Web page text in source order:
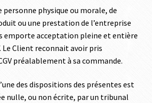
personne physique ou morale, de
ou une prestation de l’entreprise
emporte acceptation pleine et entière
Le Client reconnait avoir pris
préalablement à sa commande.
des dispositions des présentes est
nulle, ou non écrite, par un tribunal